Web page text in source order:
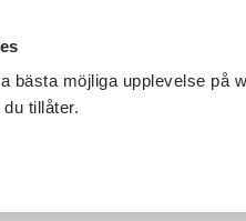
bästa möjliga upplevelse på
tillåter.
KURSER OCH EVENEMANG